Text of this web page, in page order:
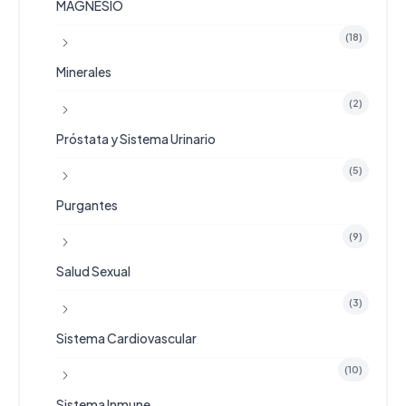
MAGNESIO
(18)
Minerales
(2)
Próstata y Sistema Urinario
(5)
Purgantes
(9)
Salud Sexual
(3)
Sistema Cardiovascular
(10)